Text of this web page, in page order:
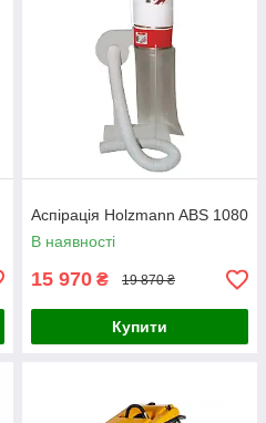
Аспірація Holzmann ABS 1080
В наявності
15 970 ₴ 19 870 ₴
Купити